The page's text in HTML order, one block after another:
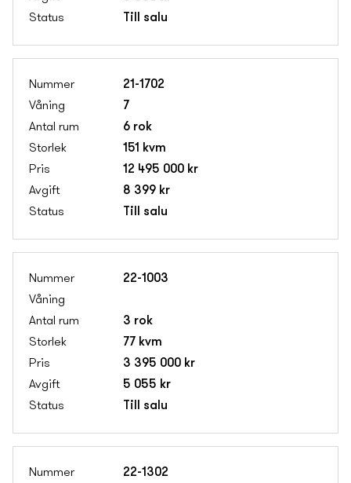
Till salu
21-1702
7
6 rok
151 kvm
12 495 000 kr
8 399 kr
Till salu
22-1003
3 rok
77 kvm
3 395 000 kr
5 055 kr
Till salu
22-1302